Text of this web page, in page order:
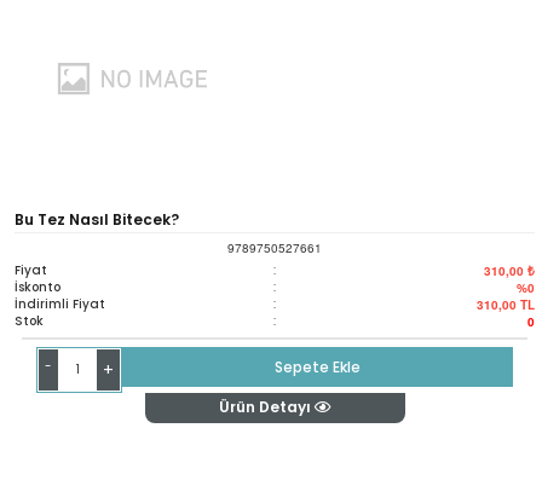
Bu Tez Nasıl Bitecek?
9789750527661
Fiyat : 310,00 ₺
İskonto : %0
İndirimli Fiyat : 310,00 TL
Stok : 0
- +
Sepete Ekle
Ürün Detayı